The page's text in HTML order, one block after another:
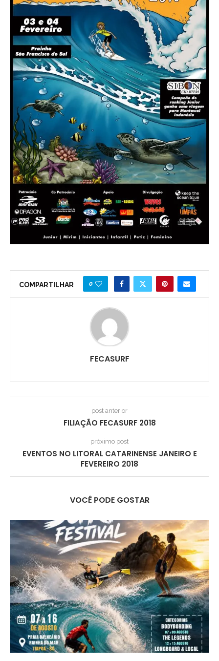
COMPARTILHAR 0
FECASURF
post anterior
FILIAÇÃO FECASURF 2018
próximo post
EVENTOS NO LITORAL CATARINENSE JANEIRO E
FEVEREIRO 2018
VOCÊ PODE GOSTAR